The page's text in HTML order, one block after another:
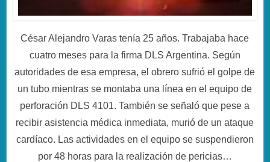
César Alejandro Varas tenía 25 años. Trabajaba hace
cuatro meses para la firma DLS Argentina. Según
autoridades de esa empresa, el obrero sufrió el golpe de
un tubo mientras se montaba una línea en el equipo de
perforación DLS 4101. También se señaló que pese a
recibir asistencia médica inmediata, murió de un ataque
cardíaco. Las actividades en el equipo se suspendieron
por 48 horas para la realización de pericias…